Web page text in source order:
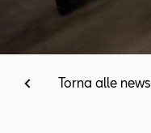
Torna alle news